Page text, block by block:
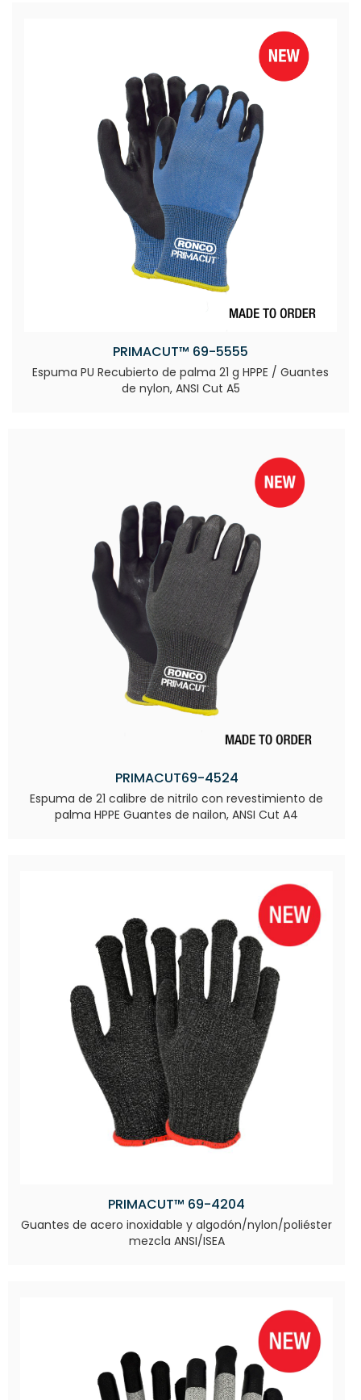
PRIMACUT™ 69-5555
Espuma PU Recubierto de palma 21 g HPPE / Guantes
de nylon, ANSI Cut A5
PRIMACUT69-4524
Espuma de 21 calibre de nitrilo con revestimiento de
palma HPPE Guantes de nailon, ANSI Cut A4
PRIMACUT™ 69-4204
Guantes de acero inoxidable y algodón/nylon/poliéster
mezcla ANSI/ISEA